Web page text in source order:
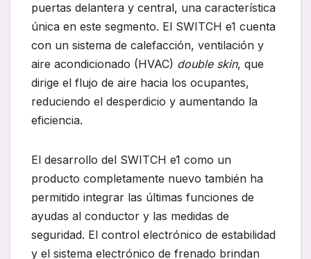
puertas delantera y central, una característica
única en este segmento. El SWITCH e1 cuenta
con un sistema de calefacción, ventilación y
aire acondicionado (HVAC) double skin, que
dirige el flujo de aire hacia los ocupantes,
reduciendo el desperdicio y aumentando la
eficiencia.
El desarrollo del SWITCH e1 como un
producto completamente nuevo también ha
permitido integrar las últimas funciones de
ayudas al conductor y las medidas de
seguridad. El control electrónico de estabilidad
y el sistema electrónico de frenado brindan